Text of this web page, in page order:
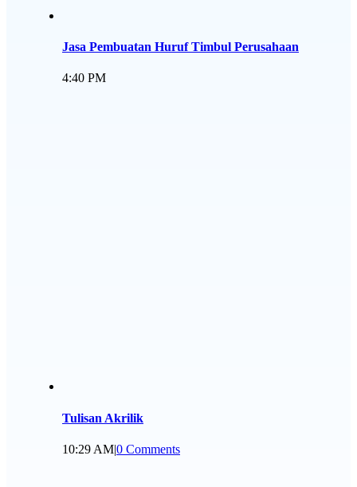
Jasa Pembuatan Huruf Timbul Perusahaan
4:40 PM
Tulisan Akrilik
10:29 AM|0 Comments